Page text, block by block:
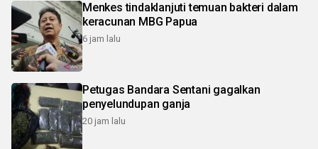
Menkes tindaklanjuti temuan bakteri dalam
keracunan MBG Papua
6 jam lalu
Petugas Bandara Sentani gagalkan
penyelundupan ganja
20 jam lalu